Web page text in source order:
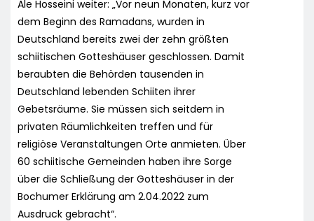
Ale Hosseini weiter: „Vor neun Monaten, kurz vor
dem Beginn des Ramadans, wurden in
Deutschland bereits zwei der zehn größten
schiitischen Gotteshäuser geschlossen. Damit
beraubten die Behörden tausenden in
Deutschland lebenden Schiiten ihrer
Gebetsräume. Sie müssen sich seitdem in
privaten Räumlichkeiten treffen und für
religiöse Veranstaltungen Orte anmieten. Über
60 schiitische Gemeinden haben ihre Sorge
über die Schließung der Gotteshäuser in der
Bochumer Erklärung am 2.04.2022 zum
Ausdruck gebracht“.